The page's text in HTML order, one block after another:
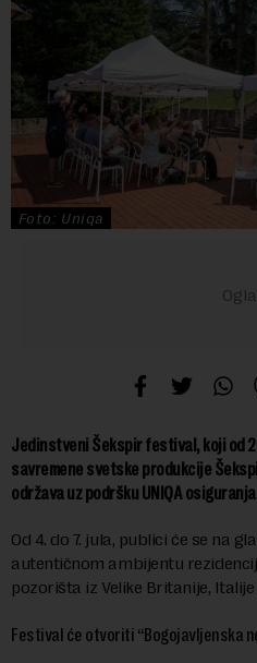
Foto: Uniqa
Jedinstveni Šekspir festival, koji od
savremene svetske produkcije
održava uz podršku UNIQA
Od 4. do 7. jula, publici će se na
autentičnom ambijentu
pozorišta iz Velike Britanije, Italije
Festival će otvoriti “Bogojavljenska